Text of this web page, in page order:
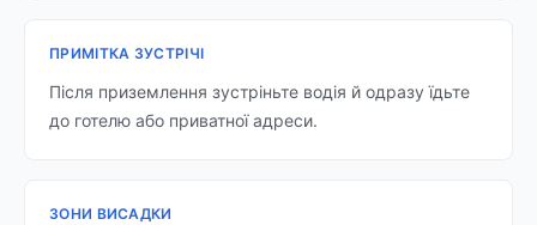
ПРИМІТКА ЗУСТРІЧІ
Після приземлення зустріньте водія й одразу їдьте
до готелю або приватної адреси.
ЗОНИ ВИСАДКИ